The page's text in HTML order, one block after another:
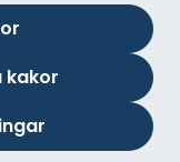
kakor